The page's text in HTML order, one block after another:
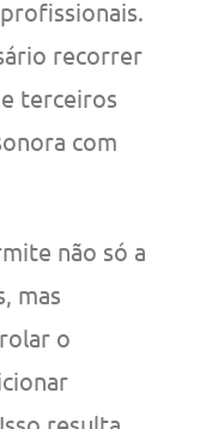
recorrer
terceiros
com
não só a
mas
o